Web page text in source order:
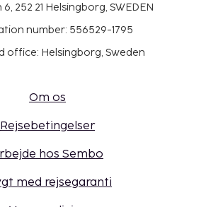
252 21 Helsingborg, SWEDEN
number: 556529-1795
office: Helsingborg, Sweden
Om os
Rejsebetingelser
hos Sembo
med rejsegaranti